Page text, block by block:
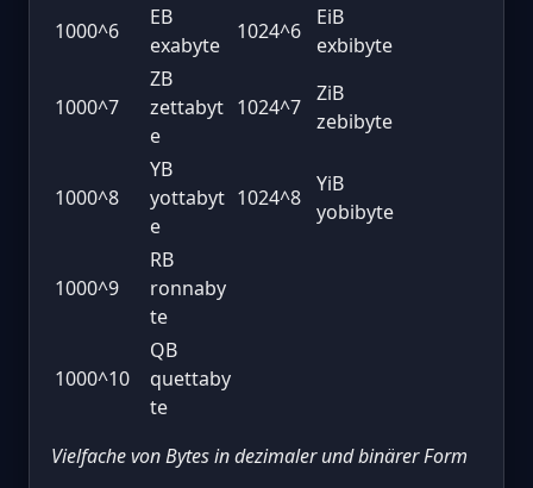
1000^6
EB
exabyte
1024^6
EiB
exbibyte
1000^7
ZB
zettabyt
e
1024^7
ZiB
zebibyte
1000^8
YB
yottabyt
e
1024^8
YiB
yobibyte
1000^9
RB
ronnaby
te
1000^10
QB
quettaby
te
Vielfache von Bytes in dezimaler und binärer Form